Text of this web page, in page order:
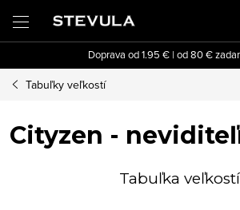
obsah
Doprava od 1.95 € | od 80 €
Tabuľky veľkostí
Cityzen -
Tabuľka veľkostí